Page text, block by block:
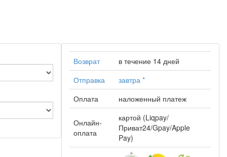
Возврат
в течение 14 дней
Отправка
завтра*
Оплата
наложенный платеж
Онлайн-
оплата
картой (Liqpay/
Приват24/Gpay/Apple
Pay)